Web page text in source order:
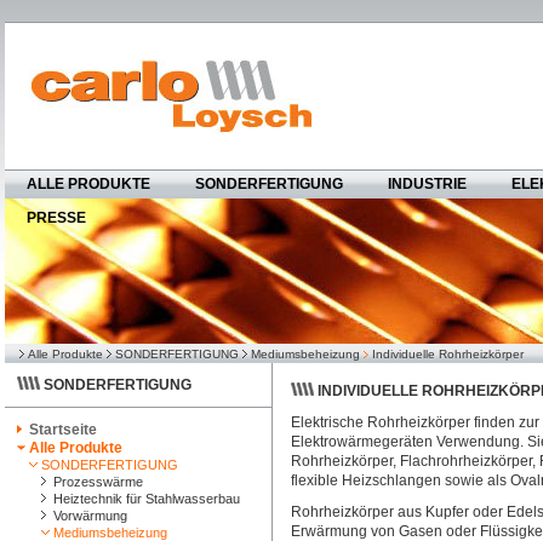
ALLE PRODUKTE SONDERFERTIGUNG INDUSTRIE
PRESSE
Alle Produkte SONDERFERTIGUNG Mediumsbeheizung Individuelle Rohrheizkörper
SONDERFERTIGUNG
Startseite
Alle Produkte
SONDERFERTIGUNG
Prozesswärme
Heiztechnik für Stahlwasserbau
Vorwärmung
Mediumsbeheizung
INDIVIDUELLE
Elektrische Rohrheizkörper finden
Elektrowärmegeräten Verwendung.
Rohrheizkörper,
flexible Heizschlangen sowie als
Rohrheizkörper aus Kupfer oder
Erwärmung von Gasen oder